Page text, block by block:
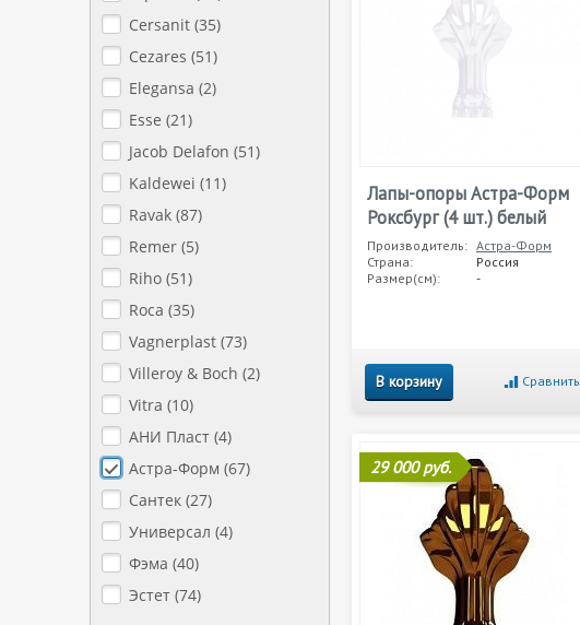
Cersanit (35)
Cezares (51)
Elegansa (2)
Esse (21)
Jacob Delafon (51)
Kaldewei (11)
Ravak (87)
Remer (5)
Riho (51)
Roca (35)
Vagnerplast (73)
Villeroy & Boch (2)
Vitra (10)
АНИ Пласт (4)
Астра-Форм (67)
Сантек (27)
Универсал (4)
Фэма (40)
Эстет (74)
Лапы-опоры Астра-Форм
Роксбург (4 шт.) белый
Производитель: Астра-Форм
Страна:
Россия
Размер(см):
-
В корзину Сравнить
29 000 руб.